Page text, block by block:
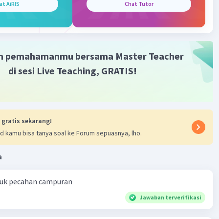
A Level 57
Iklan
terverifikasi
soal ini kamu harus mengenali bilangan satuan
150 + 14 = 1.564
AiRIS Chat Tutor
pemahamanmu bersama Master Teacher
di sesi Live Teaching, GRATIS!
gratis sekarang!
kamu bisa tanya soal ke Forum sepuasnya, lho.
pecahan campuran
Jawaban terverifikasi